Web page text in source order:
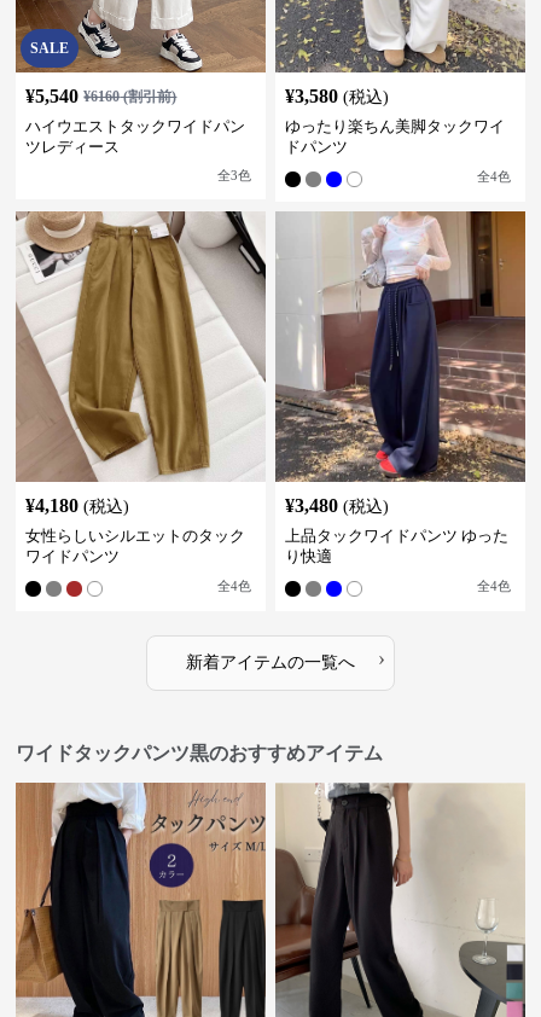
SALE
¥5,540 ¥6160(割引前)
ハイウエストタックワイドパン
ツレディース
全3色
¥3,580 (税込)
ゆったり楽ちん美脚タックワイ
ドパンツ
全4色
¥4,180 (税込)
女性らしいシルエットのタック
ワイドパンツ
全4色
¥3,480 (税込)
上品タックワイドパンツ ゆった
り快適
全4色
新着アイテムの一覧へ ›
ワイドタックパンツ黒のおすすめアイテム